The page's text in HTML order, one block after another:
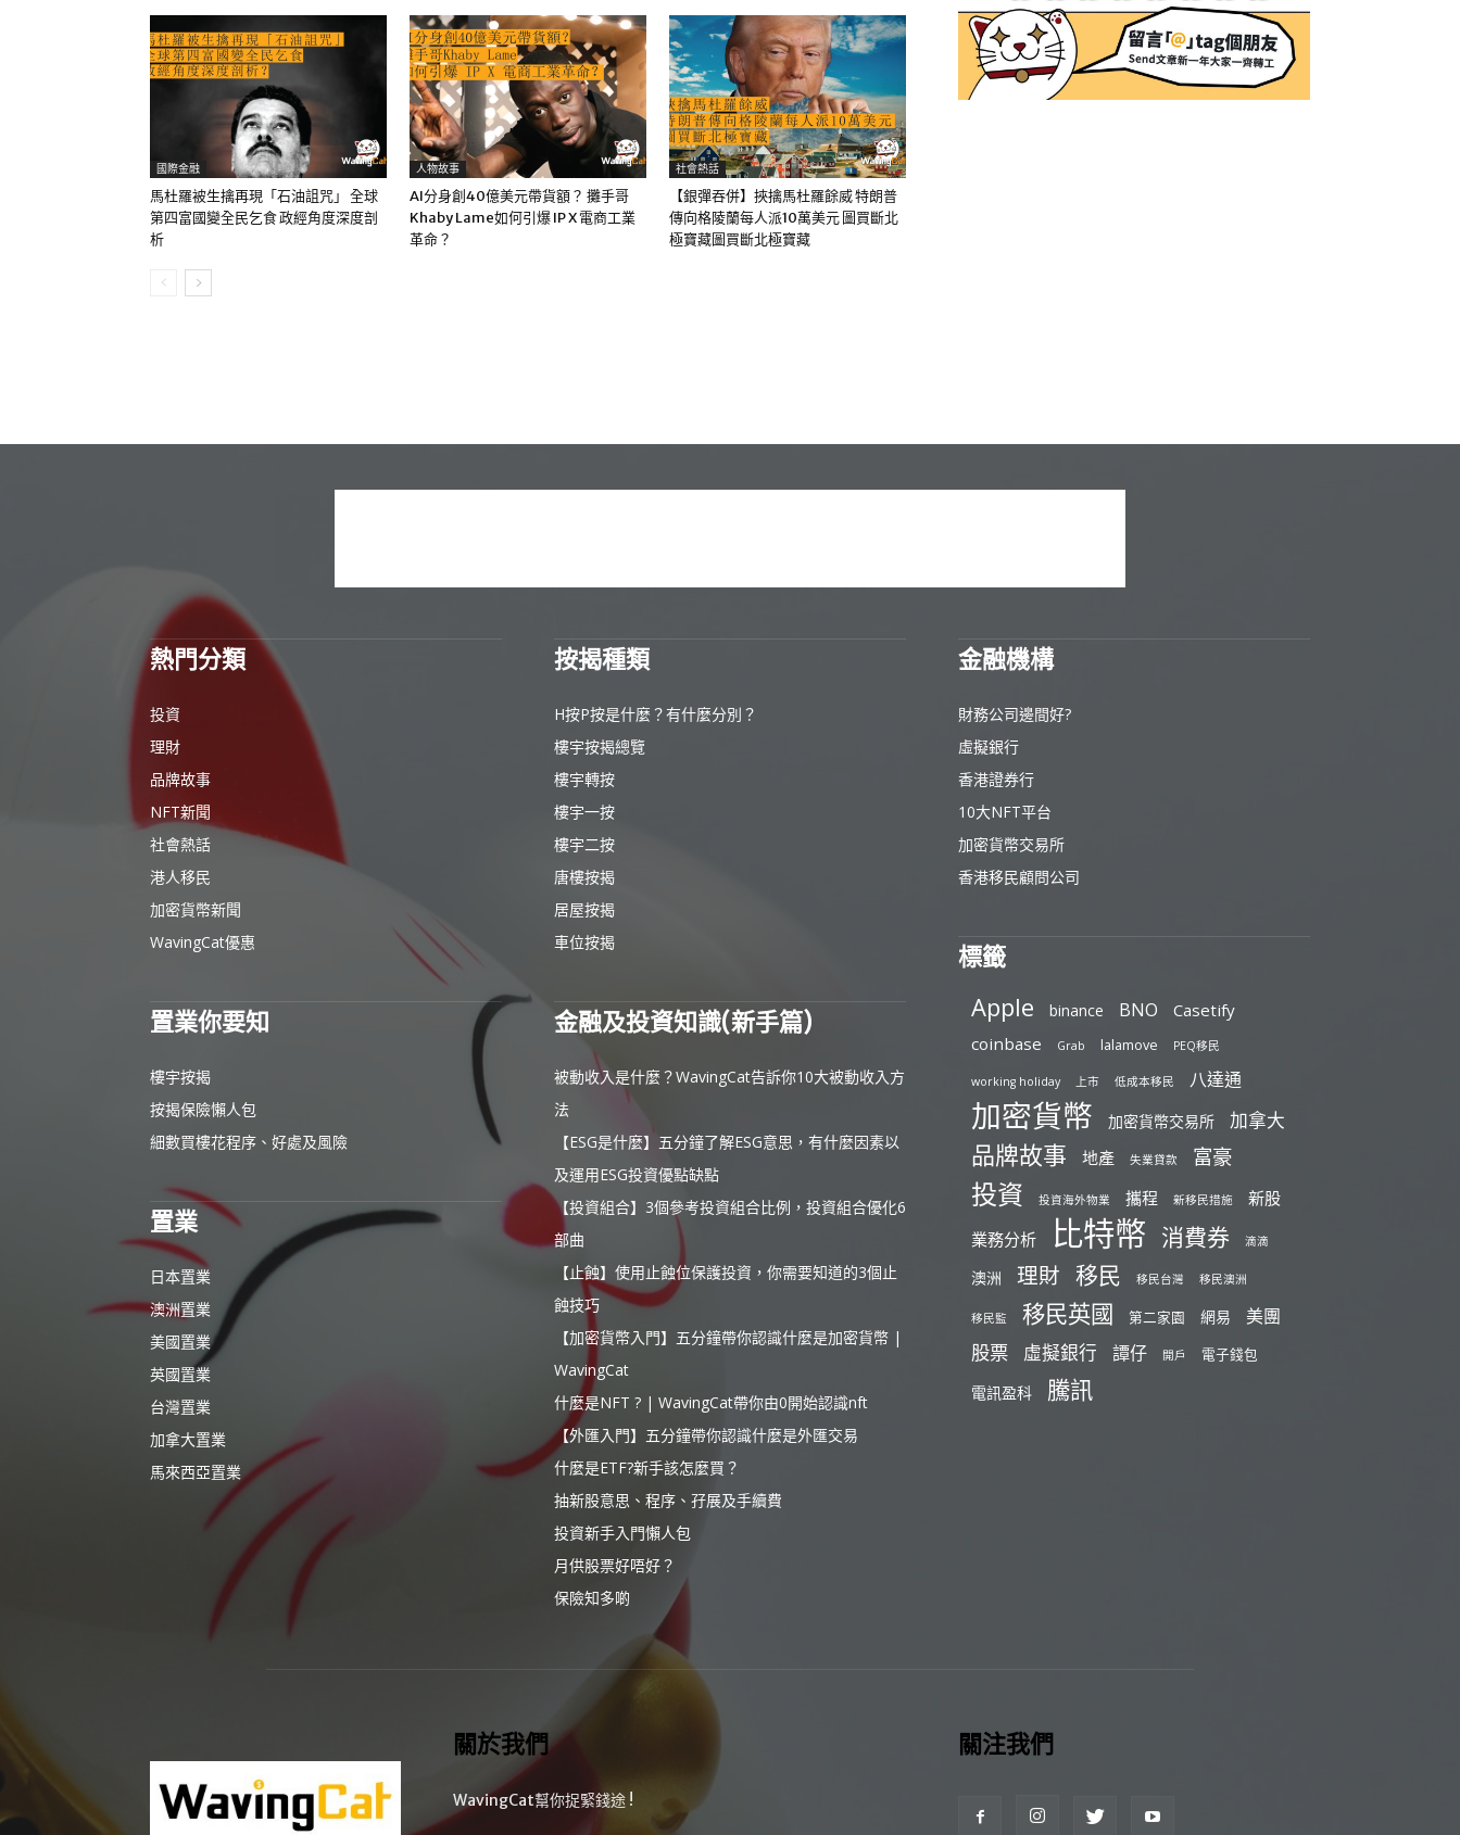
國際金融
馬杜羅被生擒再現「石油詛咒」 全球
第四富國變全民乞食 政經角度深度剖
析
人物故事
AI分身創40億美元帶貨額？ 攤手哥
Khaby Lame如何引爆 IP X 電商工業
革命？
社會熱話
【銀彈吞併】挾擒馬杜羅餘威 特朗普
傳向格陵蘭每人派10萬美元 圖買斷北
極寶藏圖買斷北極寶藏
熱門分類
投資
理財
品牌故事
NFT新聞
社會熱話
港人移民
加密貨幣新聞
WavingCat優惠
置業你要知
樓宇按揭
按揭保險懶人包
細數買樓花程序、好處及風險
置業
日本置業
澳洲置業
美國置業
英國置業
台灣置業
加拿大置業
馬來西亞置業
按揭種類
H按P按是什麼？有什麼分別？
樓宇按揭總覽
樓宇轉按
樓宇一按
樓宇二按
唐樓按揭
居屋按揭
車位按揭
金融及投資知識(新手篇)
被動收入是什麼？WavingCat告訴你10大被動收入方
法
【ESG是什麼】五分鐘了解ESG意思，有什麼因素以
及運用ESG投資優點缺點
【投資組合】3個參考投資組合比例，投資組合優化6
部曲
【止蝕】使用止蝕位保護投資，你需要知道的3個止
蝕技巧
【加密貨幣入門】五分鐘帶你認識什麼是加密貨幣 |
WavingCat
什麼是NFT ? | WavingCat帶你由0開始認識nft
【外匯入門】五分鐘帶你認識什麼是外匯交易
什麼是ETF?新手該怎麼買？
抽新股意思、程序、孖展及手續費
投資新手入門懶人包
月供股票好唔好？
保險知多啲
金融機構
財務公司邊間好?
虛擬銀行
香港證券行
10大NFT平台
加密貨幣交易所
香港移民顧問公司
標籤
Apple binance BNO
Casetify
coinbase
Grab lalamove PEQ移民
working holiday 上市 低成本移民 八達通
加密貨幣 加密貨幣交易所 加拿大
品牌故事 地產 失業貸款 富豪
投資 投資海外物業 攜程 新移民措施
新股
業務分析
比特幣 消費券 滴滴
澳洲 理財 移民 移民台灣 移民澳洲
移民監 移民英國 第二家園 網易 美團
股票 虛擬銀行 譚仔 開戶 電子錢包
電訊盈科 騰訊
關於我們
WavingCat幫你捉緊錢途 !
關注我們